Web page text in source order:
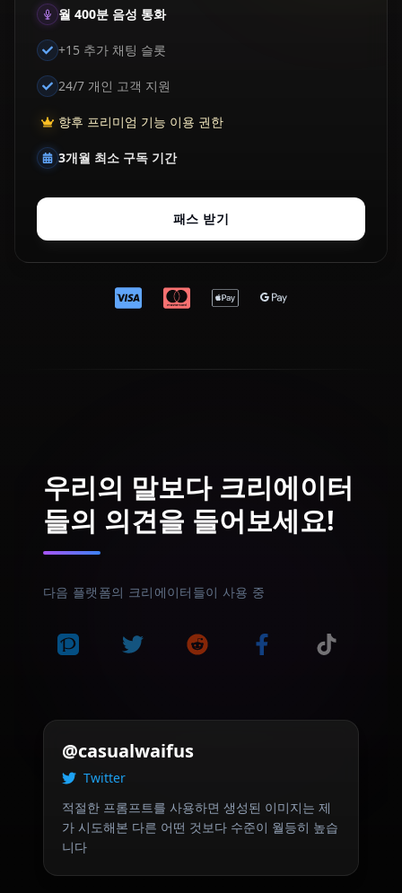
월 400분 음성 통화
+15 추가 채팅 슬롯
24/7 개인 고객 지원
향후 프리미엄 기능 이용 권한
3개월 최소 구독 기간
패스 받기
우리의 말보다 크리에이터
들의 의견을 들어보세요!
다음 플랫폼의 크리에이터들이 사용 중
@casualwaifus
Twitter
적절한 프롬프트를 사용하면 생성된 이미지는 제
가 시도해본 다른 어떤 것보다 수준이 월등히 높습
니다